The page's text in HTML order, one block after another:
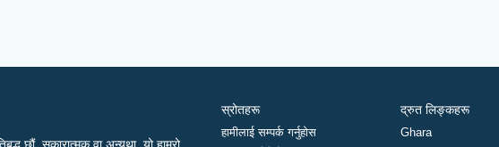
स्रोतहरू
हामीलाई सम्पर्क गर्नुहोस
द्रुत लिङ्कहरू
Ghara